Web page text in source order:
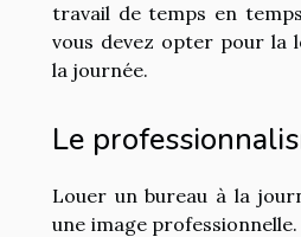
travail de temps en
vous devez opter pour la
la journée.
Le
Louer un bureau à la
une image